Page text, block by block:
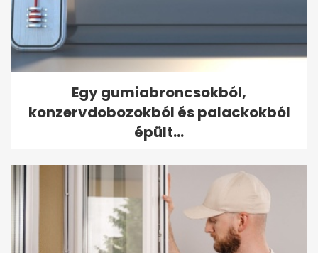
Egy gumiabroncsokból,
konzervdobozokból és palackokból
épült...